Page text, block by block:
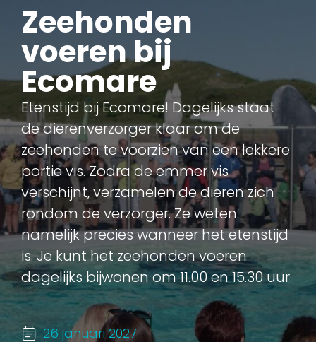
Zeehonden
voeren bij
Ecomare
Etenstijd bij Ecomare! Dagelijks staat
de dierenverzorger klaar om de
zeehonden te voorzien van een lekkere
portie vis. Zodra de emmer vis
verschijnt, verzamelen de dieren zich
rondom de verzorger. Ze weten
namelijk precies wanneer het etenstijd
is. Je kunt het zeehonden voeren
dagelijks bijwonen om 11.00 en 15.30 uur.
26 januari 2027